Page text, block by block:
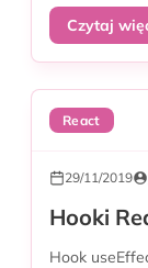
Czytaj
React
29/11/2019
Hooki
Hook